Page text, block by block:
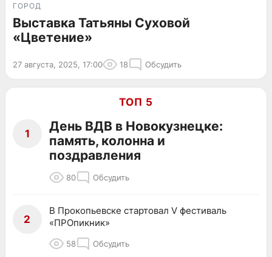
ГОРОД
Выставка Татьяны Суховой
«Цветение»
27 августа, 2025, 17:00 18 Обсудить
ТОП 5
1
День ВДВ в Новокузнецке:
память, колонна и
поздравления
80 Обсудить
2
В Прокопьевске стартовал V фестиваль
«ПРОпикник»
58 Обсудить